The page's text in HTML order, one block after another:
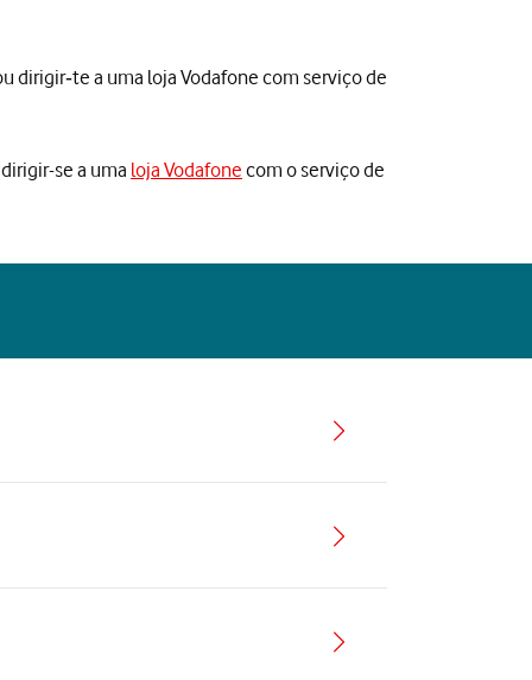
dirigir‑te a uma loja Vodafone com serviço de
se a uma loja Vodafonecom o serviço de